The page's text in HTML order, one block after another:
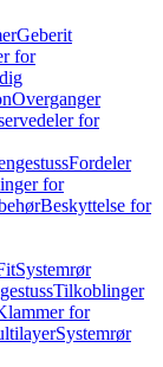
Geberit
for
Overganger
for
Fordeler
for
Beskyttelse for
Systemrør
Tilkoblinger
for
Systemrør